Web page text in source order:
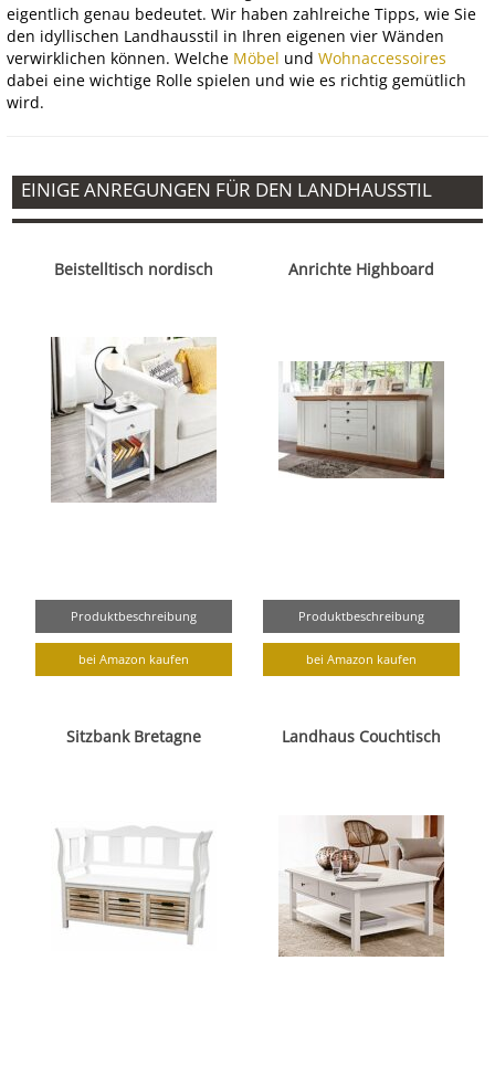
eigentlich genau bedeutet. Wir haben zahlreiche Tipps, wie Sie
den idyllischen Landhausstil in Ihren eigenen vier Wänden
verwirklichen können. Welche Möbel und Wohnaccessoires
dabei eine wichtige Rolle spielen und wie es richtig gemütlich
wird.
EINIGE ANREGUNGEN FÜR DEN LANDHAUSSTIL
Beistelltisch nordisch
Produktbeschreibung
bei Amazon kaufen
Anrichte Highboard
Produktbeschreibung
bei Amazon kaufen
Sitzbank Bretagne Landhaus Couchtisch